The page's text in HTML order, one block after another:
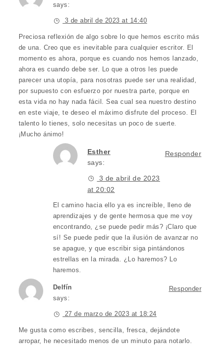
says:
3 de abril de 2023 at 14:40
Preciosa reflexión de algo sobre lo que hemos escrito más
de una. Creo que es inevitable para cualquier escritor. El
momento es ahora, porque es cuando nos hemos lanzado,
ahora es cuando debe ser. Lo que a otros les puede
parecer una utopía, para nosotras puede ser una realidad,
por supuesto con esfuerzo por nuestra parte, porque en
esta vida no hay nada fácil. Sea cual sea nuestro destino
en este viaje, te deseo el máximo disfrute del proceso. El
talento lo tienes, solo necesitas un poco de suerte.
¡Mucho ánimo!
Responder
Esther
says:
3 de abril de 2023
at 20:02
El camino hacia ello ya es increíble, lleno de
aprendizajes y de gente hermosa que me voy
encontrando, ¿se puede pedir más? ¡Claro que
sí! Se puede pedir que la ilusión de avanzar no
se apague, y que escribir siga pintándonos
estrellas en la mirada. ¿Lo haremos? Lo
haremos.
Responder
Delfín
says:
27 de marzo de 2023 at 18:24
Me gusta como escribes, sencilla, fresca, dejándote
arropar, he necesitado menos de un minuto para notarlo.